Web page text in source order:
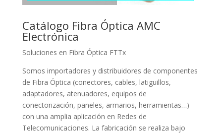
Catálogo Fibra Óptica AMC
Electrónica
Soluciones en Fibra Óptica FTTx
Somos importadores y distribuidores de componentes
de Fibra Óptica (conectores, cables, latiguillos,
adaptadores, atenuadores, equipos de
conectorización, paneles, armarios, herramientas…)
con una amplia aplicación en Redes de
Telecomunicaciones. La fabricación se realiza bajo